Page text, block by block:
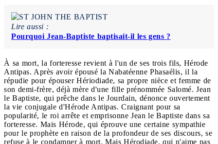
Lire aussi :
Pourquoi Jean-Baptiste baptisait-il les gens ?
À sa mort, la forteresse revient à l'un de ses trois fils, Hérode
Antipas. Après avoir épousé la Nabatéenne Phasaélis, il la
répudie pour épouser Hériodiade, sa propre nièce et femme de
son demi-frère, déjà mère d'une fille prénommée Salomé. Jean
le Baptiste, qui prêche dans le Jourdain, dénonce ouvertement
la vie conjugale d'Hérode Antipas. Craignant pour sa
popularité, le roi arrête et emprisonne Jean le Baptiste dans sa
forteresse. Mais Hérode, qui éprouve une certaine sympathie
pour le prophète en raison de la profondeur de ses discours, se
refuse à le condamner à mort. Mais Hérodiade, qui n'aime pas